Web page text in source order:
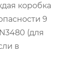
коробка
9
(для
в